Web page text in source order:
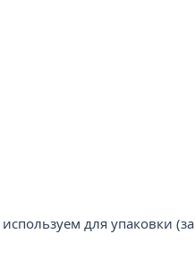
для упаковки (за